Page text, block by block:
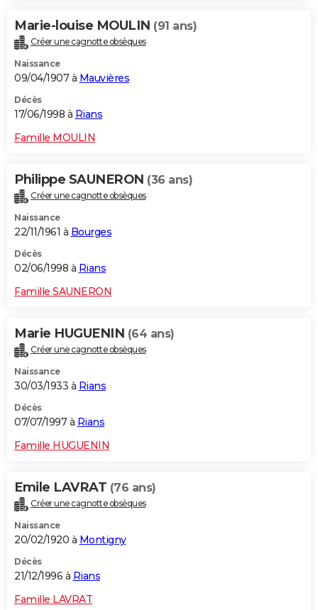
Marie-louise MOULIN (91 ans)
Créer une cagnotte obsèques
Naissance
09/04/1907 à Mauvières
Décès
17/06/1998 à Rians
Famille MOULIN
Philippe SAUNERON (36 ans)
Créer une cagnotte obsèques
Naissance
22/11/1961 à Bourges
Décès
02/06/1998 à Rians
Famille SAUNERON
Marie HUGUENIN (64 ans)
Créer une cagnotte obsèques
Naissance
30/03/1933 à Rians
Décès
07/07/1997 à Rians
Famille HUGUENIN
Emile LAVRAT (76 ans)
Créer une cagnotte obsèques
Naissance
20/02/1920 à Montigny
Décès
21/12/1996 à Rians
Famille LAVRAT